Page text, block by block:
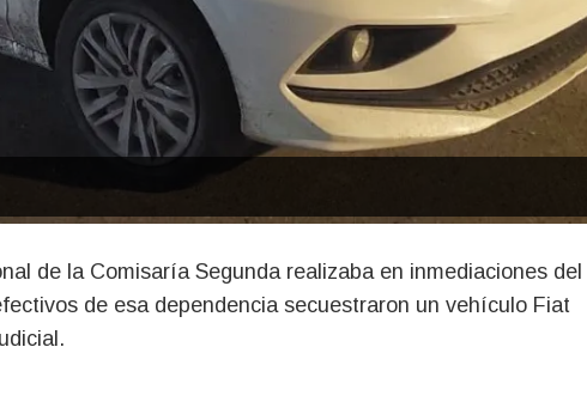
de esa dependencia secuestraron un vehículo Fiat